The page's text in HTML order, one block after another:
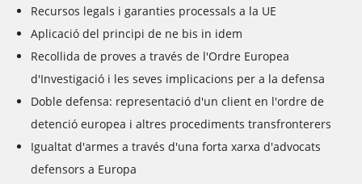
Recursos legals i garanties processals a la UE
Aplicació del principi de ne bis in idem
Recollida de proves a través de l'Ordre Europea
d'Investigació i les seves implicacions per a la defensa
Doble defensa: representació d'un client en l'ordre de
detenció europea i altres procediments transfronterers
Igualtat d'armes a través d'una forta xarxa d'advocats
defensors a Europa